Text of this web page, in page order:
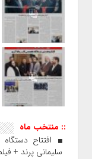
:: منتخب ماه
افتتاح
سلیمانی پرند +